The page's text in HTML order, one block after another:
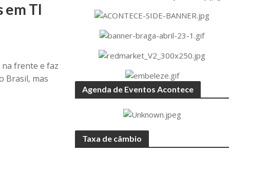
em TI
frente e faz
Brasil, mas
Agenda de Eventos Acontece
Taxa de câmbio